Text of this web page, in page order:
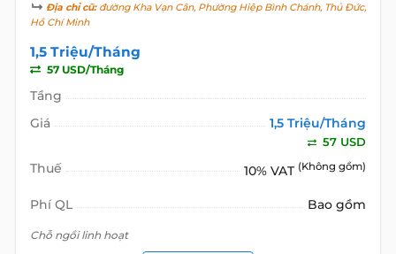
Địa chỉ cũ:đường Kha Vạn Cân, Phường Hiệp Bình Chánh, Thủ Đức,
Hồ Chí Minh
1,5 Triệu/Tháng
57 USD/Tháng
Tầng
Giá
1,5 Triệu/Tháng
57 USD
Thuế 10% VAT (Không gồm)
Phí QL Bao gồm
Chỗ ngồi linh hoạt